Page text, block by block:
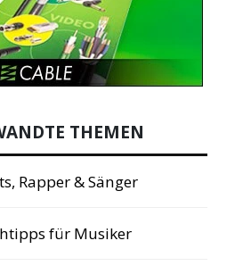
THEMEN
Rapper & Sänger
für Musiker